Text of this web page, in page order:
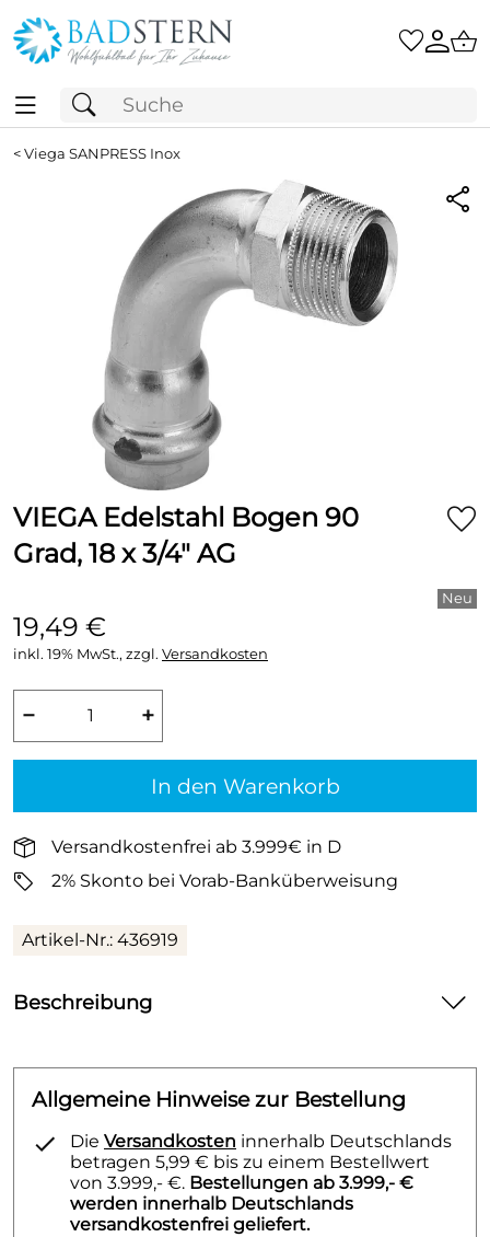
< Viega SANPRESS Inox
VIEGA Edelstahl Bogen 90
Grad, 18 x 3/4" AG
19,49 €
inkl. 19% MwSt., zzgl. Versandkosten
− +
In den Warenkorb
Versandkostenfrei ab 3.999€ in D
2% Skonto bei Vorab-Banküberweisung
Artikel-Nr.: 436919
Beschreibung
Allgemeine Hinweise zur Bestellung
Die Versandkosten innerhalb Deutschlands
betragen 5,99 € bis zu einem Bestellwert
von 3.999,- €. Bestellungen ab 3.999,- €
werden innerhalb Deutschlands
versandkostenfrei geliefert.